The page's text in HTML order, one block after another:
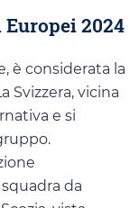
2024
è considerata la
Svizzera, vicina
e si
da